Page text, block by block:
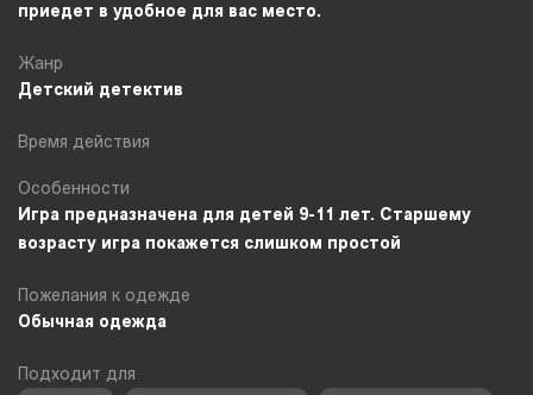
приедет в удобное для вас место.
Жанр
Детский детектив
Время действия
Особенности
Игра предназначена для детей 9-11 лет. Старшему
возрасту игра покажется слишком простой
Пожелания к одежде
Обычная одежда
Подходит для